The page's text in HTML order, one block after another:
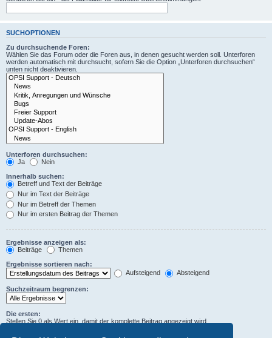
SUCHOPTIONEN
Zu durchsuchende Foren:
Wählen Sie das Forum oder die Foren aus, in denen gesucht werden soll. Unterforen
werden automatisch mit durchsucht, sofern Sie die Option „Unterforen durchsuchen“
unten nicht deaktivieren.
Unterforen durchsuchen:
Ja
Nein
Innerhalb suchen:
Betreff und Text der Beiträge
Nur im Text der Beiträge
Nur im Betreff der Themen
Nur im ersten Beitrag der Themen
Ergebnisse anzeigen als:
Beiträge
Themen
Ergebnisse sortieren nach:
Aufsteigend
Absteigend
Suchzeitraum begrenzen:
Die ersten:
Stellen Sie 0 als Wert ein, damit der komplette Beitrag angezeigt wird.